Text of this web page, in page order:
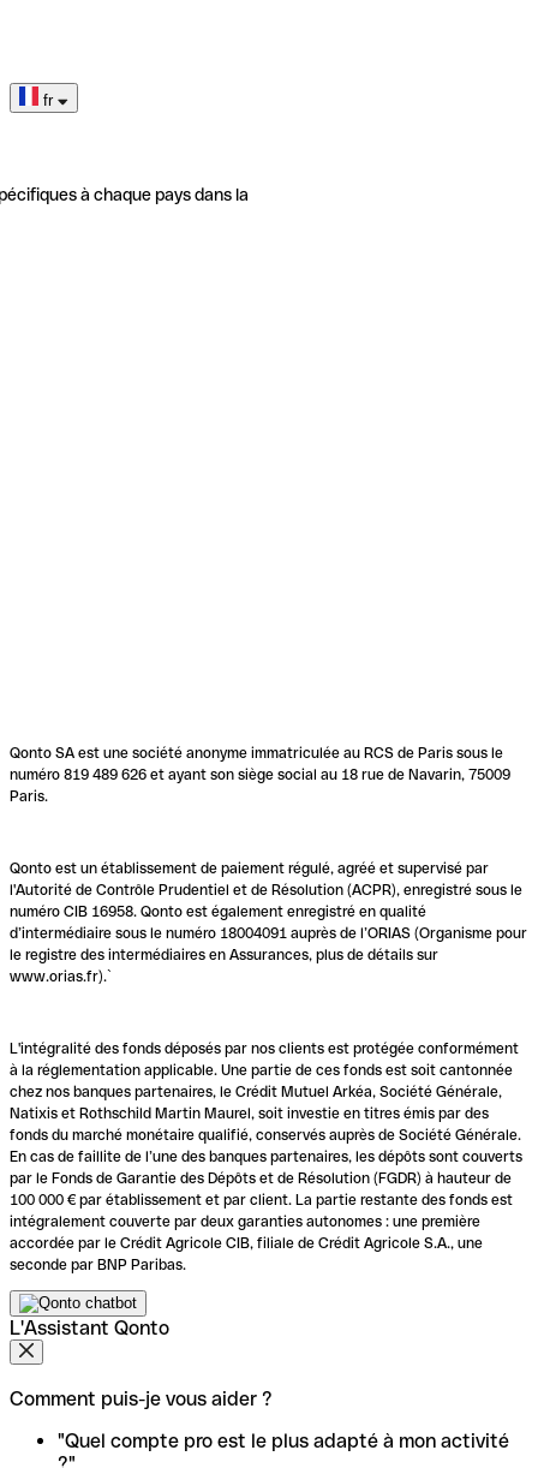
fr
à chaque pays dans la
Qonto SA est une société anonyme immatriculée au RCS de Paris sous le
numéro 819 489 626 et ayant son siège social au 18 rue de Navarin, 75009
Paris.
Qonto est un établissement de paiement régulé, agréé et supervisé par
l'Autorité de Contrôle Prudentiel et de Résolution (ACPR), enregistré sous le
numéro CIB 16958. Qonto est également enregistré en qualité
d’intermédiaire sous le numéro 18004091 auprès de l’ORIAS (Organisme pour
le registre des intermédiaires en Assurances, plus de détails sur
www.orias.fr).`
L'intégralité des fonds déposés par nos clients est protégée conformément
à la réglementation applicable. Une partie de ces fonds est soit cantonnée
chez nos banques partenaires, le Crédit Mutuel Arkéa, Société Générale,
Natixis et Rothschild Martin Maurel, soit investie en titres émis par des
fonds du marché monétaire qualifié, conservés auprès de Société Générale.
En cas de faillite de l’une des banques partenaires, les dépôts sont couverts
par le Fonds de Garantie des Dépôts et de Résolution (FGDR) à hauteur de
100 000 € par établissement et par client. La partie restante des fonds est
intégralement couverte par deux garanties autonomes : une première
accordée par le Crédit Agricole CIB, filiale de Crédit Agricole S.A., une
seconde par BNP Paribas.
L'Assistant Qonto
Comment puis-je vous aider ?
"Quel compte pro est le plus adapté à mon activité